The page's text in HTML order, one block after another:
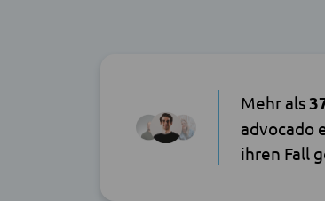
Mehr als
advocado
ihren Fall